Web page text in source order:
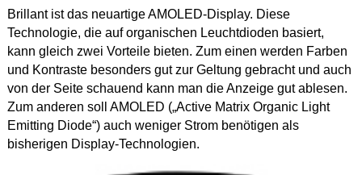
Brillant ist das neuartige AMOLED-Display. Diese
Technologie, die auf organischen Leuchtdioden basiert,
kann gleich zwei Vorteile bieten. Zum einen werden Farben
und Kontraste besonders gut zur Geltung gebracht und auch
von der Seite schauend kann man die Anzeige gut ablesen.
Zum anderen soll AMOLED („Active Matrix Organic Light
Emitting Diode“) auch weniger Strom benötigen als
bisherigen Display-Technologien.